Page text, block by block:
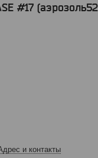
#17
и контакты